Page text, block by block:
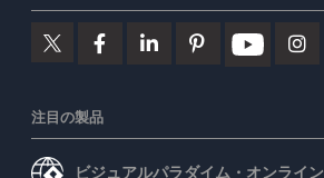
注目の製品
ビジュアルパラダイム・オンライン